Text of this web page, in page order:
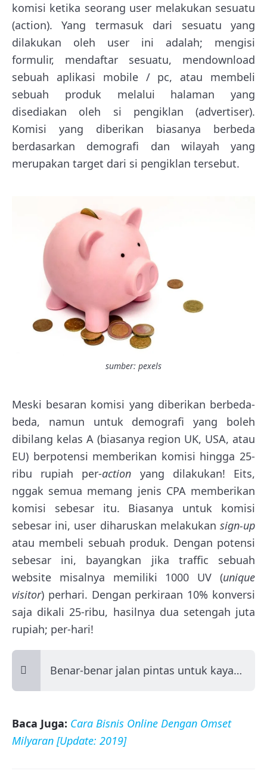
komisi ketika seorang user melakukan sesuatu
(action). Yang termasuk dari sesuatu yang
dilakukan oleh user ini adalah; mengisi
formulir, mendaftar sesuatu, mendownload
sebuah aplikasi mobile / pc, atau membeli
sebuah produk melalui halaman yang
disediakan oleh si pengiklan (advertiser).
Komisi yang diberikan biasanya berbeda
berdasarkan demografi dan wilayah yang
merupakan target dari si pengiklan tersebut.
sumber: pexels
Meski besaran komisi yang diberikan berbeda-
beda, namun untuk demografi yang boleh
dibilang kelas A (biasanya region UK, USA, atau
EU) berpotensi memberikan komisi hingga 25-
ribu rupiah per-action yang dilakukan! Eits,
nggak semua memang jenis CPA memberikan
komisi sebesar itu. Biasanya untuk komisi
sebesar ini, user diharuskan melakukan sign-up
atau membeli sebuah produk. Dengan potensi
sebesar ini, bayangkan jika traffic sebuah
website misalnya memiliki 1000 UV (unique
visitor) perhari. Dengan perkiraan 10% konversi
saja dikali 25-ribu, hasilnya dua setengah juta
rupiah; per-hari!
Benar-benar jalan pintas untuk kaya…
Baca Juga: Cara Bisnis Online Dengan Omset
Milyaran [Update: 2019]